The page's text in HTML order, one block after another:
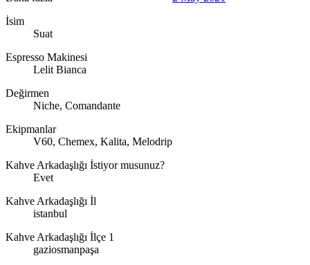
İsim
Suat
Espresso Makinesi
Lelit Bianca
Değirmen
Niche, Comandante
Ekipmanlar
V60, Chemex, Kalita, Melodrip
Kahve Arkadaşlığı İstiyor musunuz?
Evet
Kahve Arkadaşlığı İl
istanbul
Kahve Arkadaşlığı İlçe 1
gaziosmanpaşa